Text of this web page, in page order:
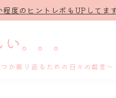
程度のヒントレポもUPしてま
。。。
か振り返るための日々の戯言～